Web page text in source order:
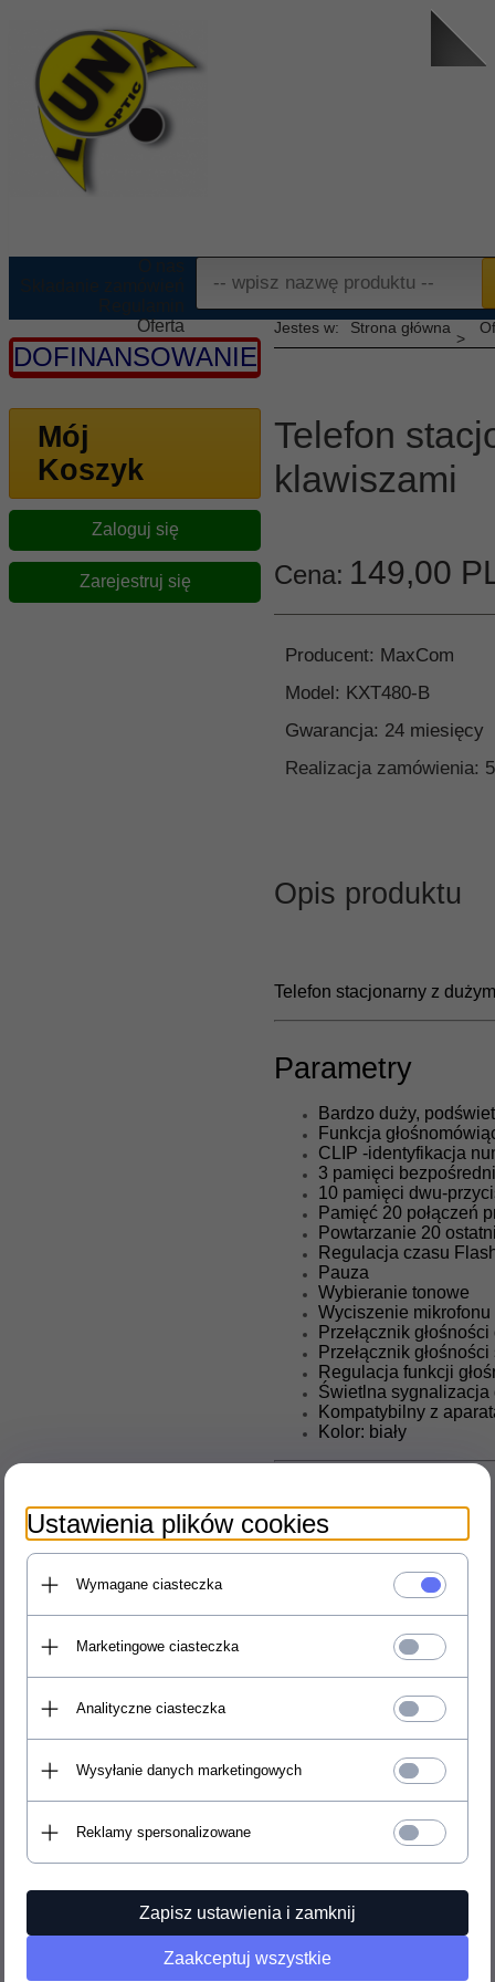
Oferta
Informacje
Kontakt
DOFINANSOWANIE
Mój
Koszyk
Zaloguj się
Zarejestruj się
Strona główna
Telefon
klawiszami
Cena: 149,00
Producent: MaxCom
Model: KXT480-B
Gwarancja: 24 miesięcy
Realizacja zamówienia:
Opis produktu
Telefon stacjonarny z
Parametry
Bardzo duży,
Funkcja
CLIP -identyfikacja
3 pamięci
10 pamięci dwu-
Pamięć 20 połączeń
Powtarzanie 20
Regulacja czasu
Pauza
Wybieranie tonowe
Wyciszenie mikrofonu
Przełącznik
Przełącznik
Regulacja funkcji
Świetlna sygnalizacja
Kompatybilny z
Kolor: biały
Wymiary
Szerokość: 18 cm
Długość: 19 cm
Wysokość: 5 cm
Waga: 700 g
Ustawienia plików cookies
Wymagane ciasteczka
Marketingowe ciasteczka
Analityczne ciasteczka
Wysyłanie danych marketingowych
Reklamy spersonalizowane
Zapisz ustawienia i zamknij
Zaakceptuj wszystkie